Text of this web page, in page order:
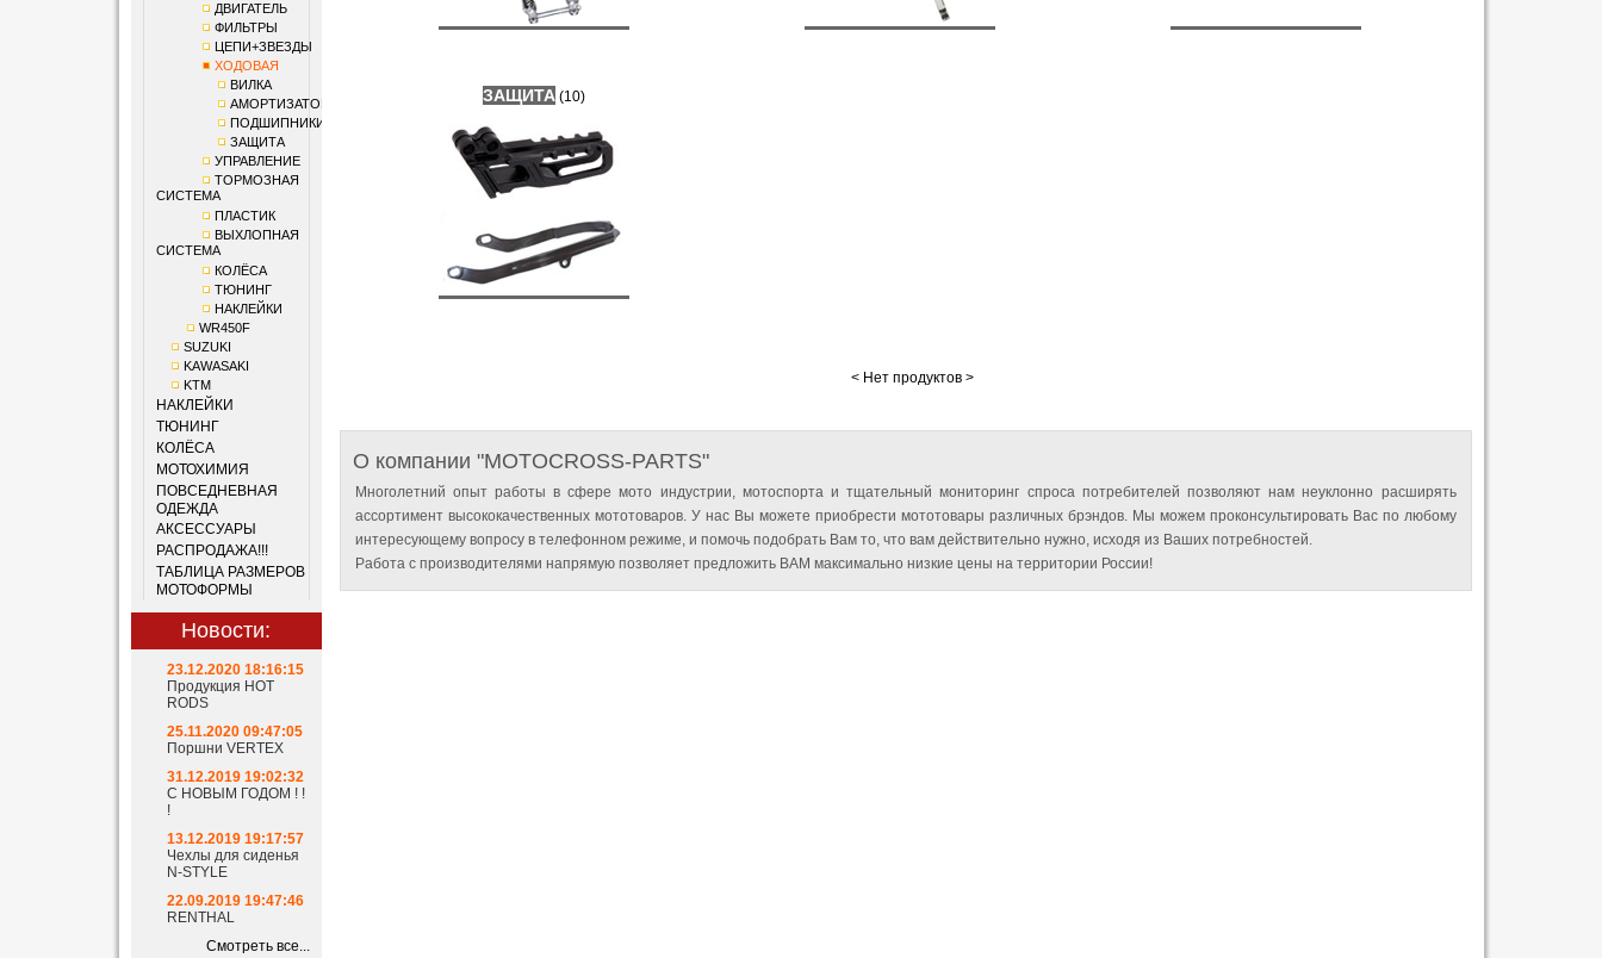
ДВИГАТЕЛЬ
ФИЛЬТРЫ
ЦЕПИ+ЗВЕЗДЫ
ХОДОВАЯ
ВИЛКА
АМОРТИЗАТОР
ПОДШИПНИКИ
ЗАЩИТА
УПРАВЛЕНИЕ
ТОРМОЗНАЯ
СИСТЕМА
ПЛАСТИК
ВЫХЛОПНАЯ
СИСТЕМА
КОЛЁСА
ТЮНИНГ
НАКЛЕЙКИ
WR450F
SUZUKI
KAWASAKI
KTM
НАКЛЕЙКИ
ТЮНИНГ
КОЛЁСА
МОТОХИМИЯ
ПОВСЕДНЕВНАЯ
ОДЕЖДА
АКСЕССУАРЫ
РАСПРОДАЖА!!!
ТАБЛИЦА РАЗМЕРОВ
МОТОФОРМЫ
Новости:
23.12.2020 18:16:15
Продукция HOT
RODS
25.11.2020 09:47:05
Поршни VERTEX
31.12.2019 19:02:32
С НОВЫМ ГОДОМ ! !
!
13.12.2019 19:17:57
Чехлы для сиденья
N-STYLE
22.09.2019 19:47:46
RENTHAL
Смотреть все...
ЗАЩИТА(10)
< Нет продуктов >
О компании "MOTOCROSS-PARTS"
Многолетний опыт работы в сфере мото индустрии, мотоспорта и тщательный мониторинг спроса потребителей позволяют нам неуклонно расширять
ассортимент высококачественных мототоваров. У нас Вы можете приобрести мототовары различных брэндов. Мы можем проконсультировать Вас по любому
интересующему вопросу в телефонном режиме, и помочь подобрать Вам то, что вам действительно нужно, исходя из Ваших потребностей.
Работа с производителями напрямую позволяет предложить ВАМ максимально низкие цены на территории России!